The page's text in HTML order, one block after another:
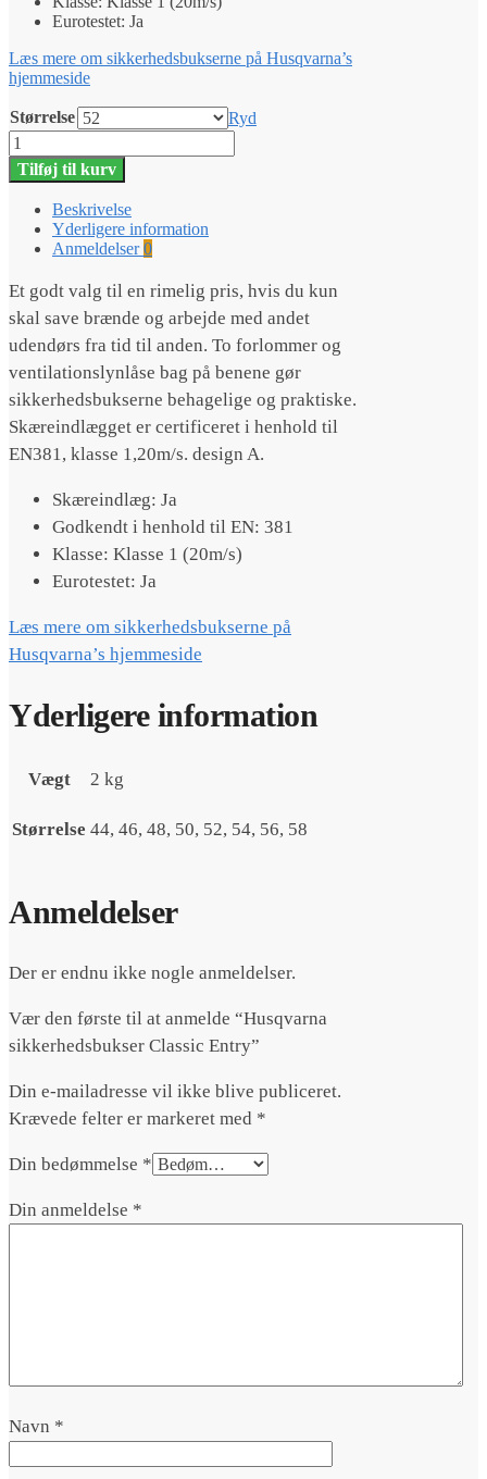
Eurotestet: Ja
Læs mere om sikkerhedsbukserne på Husqvarna’s
hjemmeside
Størrelse
Ryd
Husqvarna
sikkerhedsbukser
Classic
antal
Tilføj til kurv
Beskrivelse
Yderligere information
Anmeldelser0
Et godt valg til en rimelig pris, hvis du kun
skal save brænde og arbejde med andet
udendørs fra tid til anden. To forlommer og
ventilationslynlåse bag på benene gør
sikkerhedsbukserne behagelige og praktiske.
Skæreindlægget er certificeret i henhold til
EN381, klasse 1,20m/s. design A.
Skæreindlæg: Ja
Godkendt i henhold til EN: 381
Klasse: Klasse 1 (20m/s)
Eurotestet: Ja
Læs mere om sikkerhedsbukserne på
Husqvarna’s hjemmeside
Yderligere information
Vægt 2 kg
Størrelse 44, 46, 48, 50, 52, 54, 56, 58
Anmeldelser
Der er endnu ikke nogle anmeldelser.
Vær den første til at anmelde “Husqvarna
sikkerhedsbukser Classic Entry”
Din e-mailadresse vil ikke blive publiceret.
Krævede felter er markeret med *
Din bedømmelse *
Din anmeldelse *
Navn *